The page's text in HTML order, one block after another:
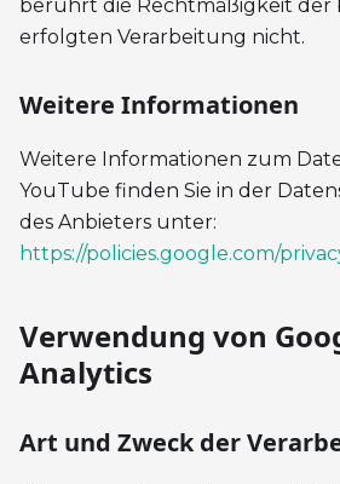
berührt die Rechtmäßigkeit der
erfolgten Verarbeitung nicht.
Weitere Informationen
Weitere Informationen zum
YouTube finden Sie in der
des Anbieters unter:
https://policies.google.com/
Verwendung von
Analytics
Art und Zweck der